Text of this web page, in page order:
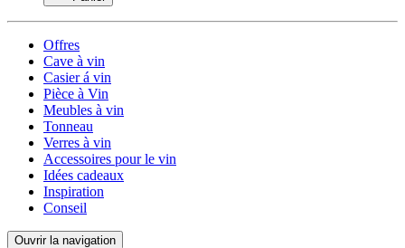
Offres
Cave à vin
Casier á vin
Pièce à Vin
Meubles à vin
Tonneau
Verres à vin
Accessoires pour le vin
Idées cadeaux
Inspiration
Conseil
Ouvrir la navigation